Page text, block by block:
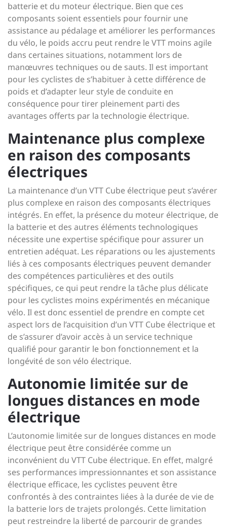
batterie et du moteur électrique. Bien que ces
composants soient essentiels pour fournir une
assistance au pédalage et améliorer les performances
du vélo, le poids accru peut rendre le VTT moins agile
dans certaines situations, notamment lors de
manœuvres techniques ou de sauts. Il est important
pour les cyclistes de s’habituer à cette différence de
poids et d’adapter leur style de conduite en
conséquence pour tirer pleinement parti des
avantages offerts par la technologie électrique.
Maintenance plus complexe
en raison des composants
électriques
La maintenance d’un VTT Cube électrique peut s’avérer
plus complexe en raison des composants électriques
intégrés. En effet, la présence du moteur électrique, de
la batterie et des autres éléments technologiques
nécessite une expertise spécifique pour assurer un
entretien adéquat. Les réparations ou les ajustements
liés à ces composants électriques peuvent demander
des compétences particulières et des outils
spécifiques, ce qui peut rendre la tâche plus délicate
pour les cyclistes moins expérimentés en mécanique
vélo. Il est donc essentiel de prendre en compte cet
aspect lors de l’acquisition d’un VTT Cube électrique et
de s’assurer d’avoir accès à un service technique
qualifié pour garantir le bon fonctionnement et la
longévité de son vélo électrique.
Autonomie limitée sur de
longues distances en mode
électrique
L’autonomie limitée sur de longues distances en mode
électrique peut être considérée comme un
inconvénient du VTT Cube électrique. En effet, malgré
ses performances impressionnantes et son assistance
électrique efficace, les cyclistes peuvent être
confrontés à des contraintes liées à la durée de vie de
la batterie lors de trajets prolongés. Cette limitation
peut restreindre la liberté de parcourir de grandes